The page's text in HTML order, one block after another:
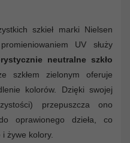
szkieł marki Nielsen
UV służy
neutralne szkło
szkłem zielonym oferuje
kolorów. Dzięki swojej
przepuszcza ono
oprawionego dzieła, co
żywe kolory.